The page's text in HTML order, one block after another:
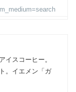
イスコーヒー。
。イエメン「ガ